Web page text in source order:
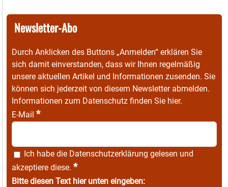
Newsletter-Abo
Durch Anklicken des Buttons „Anmelden“ erklären Sie
sich damit einverstanden, dass wir Ihnen regelmäßig
unsere aktuellen Artikel und Informationen zusenden. Sie
können sich jederzeit von diesem Newsletter abmelden.
Informationen zum Datenschutz finden Sie hier.
E-Mail *
Ich habe die Datenschutzerklärung gelesen und
akzeptiere diese. *
Bitte diesen Text hier unten eingeben: